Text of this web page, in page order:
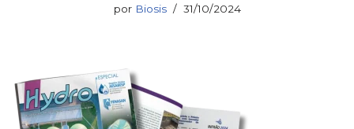
por Biosis 31/10/2024